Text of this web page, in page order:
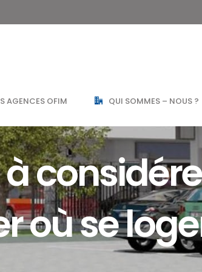
AGENCES OFIM QUI SOMMES – NOUS ?
où se